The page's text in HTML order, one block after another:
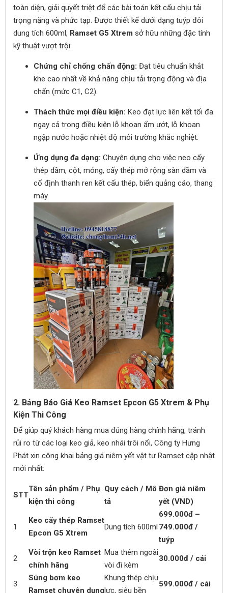
toàn diện, giải quyết triệt để các bài toán kết cấu chịu tải
trọng nặng và phức tạp. Được thiết kế dưới dạng tuýp đôi
dung tích 600ml, Ramset G5 Xtrem sở hữu những đặc tính
kỹ thuật vượt trội:
Chứng chỉ chống chấn động: Đạt tiêu chuẩn khắt
khe cao nhất về khả năng chịu tải trọng động và địa
chấn (mức C1, C2).
Thách thức mọi điều kiện: Keo đạt lực liên kết tối đa
ngay cả trong điều kiện lỗ khoan ẩm ướt, lỗ khoan
ngập nước hoặc nhiệt độ môi trường khắc nghiệt.
Ứng dụng đa dạng: Chuyên dụng cho việc neo cấy
thép dầm, cột, móng, cấy thép mở rộng sàn dầm và
cố định thanh ren kết cấu thép, biển quảng cáo, thang
máy.
2. Bảng Báo Giá Keo Ramset Epcon G5 Xtrem & Phụ
Kiện Thi Công
Để giúp quý khách hàng mua đúng hàng chính hãng, tránh
rủi ro từ các loại keo giả, keo nhái trôi nổi, Công ty Hưng
Phát xin công khai bảng giá niêm yết vật tư Ramset cập nhật
mới nhất:
STT
Tên sản phẩm / Phụ
kiện thi công
Quy cách / Mô
tả
Đơn giá niêm
yết (VND)
1
Keo cấy thép Ramset
Epcon G5 Xtrem
Dung tích 600ml
699.000đ –
749.000đ /
tuýp
2
Vòi trộn keo Ramset
chính hãng
Mua thêm ngoài
vòi đi kèm
30.000đ / cái
3
Súng bơm keo
Ramset chuyên dụng
Khung thép chịu
lực, siêu bền
599.000đ / cái